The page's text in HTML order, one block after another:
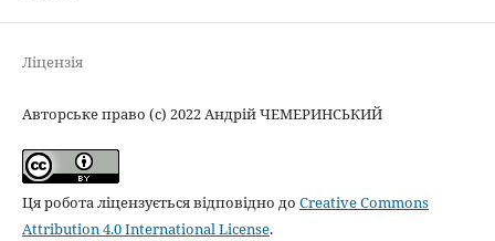
Ліцензія
Авторське право (c) 2022 Андрій ЧЕМЕРИНСЬКИЙ
Ця робота ліцензується відповідно до Creative Commons
Attribution 4.0 International License.